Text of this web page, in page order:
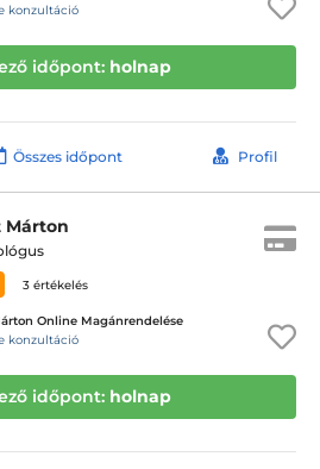
konzultáció
időpont: holnap
Összes időpont Profil
Márton
3 értékelés
Online Magánrendelése
konzultáció
időpont: holnap